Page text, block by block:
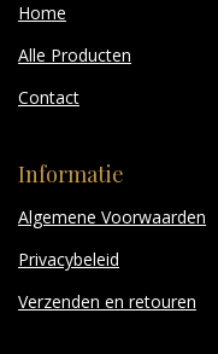
Home
Alle Producten
Contact
Informatie
Algemene Voorwaarden
Privacybeleid
Verzenden en retouren